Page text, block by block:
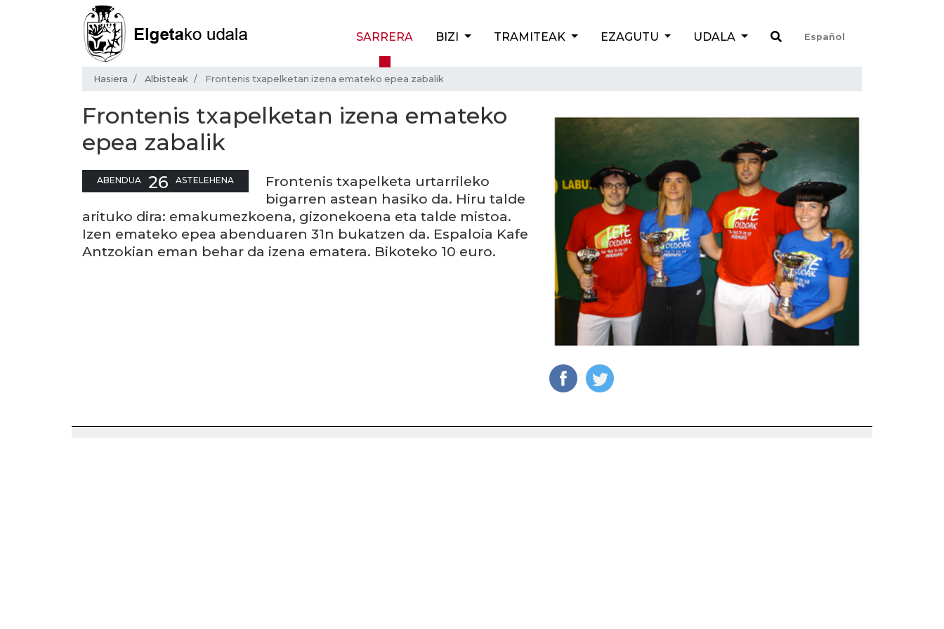
SARRERA BIZI TRAMITEAK EZAGUTU UDALA Español
Hasiera Albisteak Frontenis txapelketan izena emateko epea zabalik
Frontenis txapelketan izena emateko
epea zabalik
ABENDUA 26 ASTELEHENA
Frontenis txapelketa urtarrileko
bigarren astean hasiko da. Hiru talde
arituko dira: emakumezkoena, gizonekoena eta talde mistoa.
Izen emateko epea abenduaren 31n bukatzen da. Espaloia Kafe
Antzokian eman behar da izena ematera. Bikoteko 10 euro.